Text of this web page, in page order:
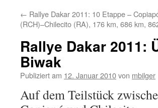
springen
← Rallye Dakar 2011: 10 Etappe –
(RCH)–Chilecito (RA), 176 km, 686 km,
Rallye Dakar 2011:
Biwak
Publiziert am 12. Januar 2010von mbilger
Auf dem Teilstück